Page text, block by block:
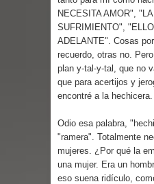
NECESITA AMOR",
SUFRIMIENTO",
ADELANTE". Cosas
recuerdo, otras no.
plan y-tal-y-tal, que no
que para acertijos y
encontré a la hechicera.
Odio esa palabra,
"ramera". Totalmente
mujeres. ¿Por qué la
una mujer. Era un
eso suena ridículo,